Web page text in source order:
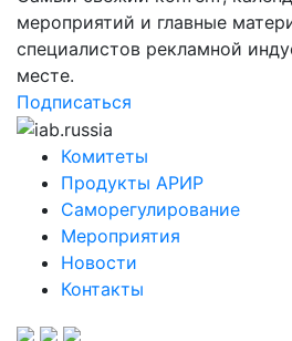
мероприятий и главные
специалистов рекламной
месте.
Подписаться
Комитеты
Продукты АРИР
Саморегулирование
Мероприятия
Новости
Контакты